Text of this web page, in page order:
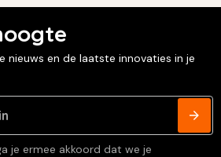
nieuws en de laatste innovaties in je
je ermee akkoord dat we je